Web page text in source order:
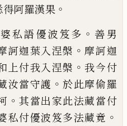
阿羅漢果 。
私語優波笈多 。 善男
訶迦葉入涅槃 。 摩訶迦
上付我入涅槃 。 我今付
汝當守護 。 於此摩偷羅
。其當出家此法藏當付
私付優波笈多法藏竟 。